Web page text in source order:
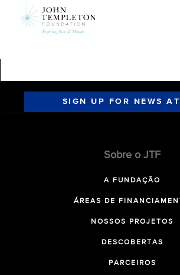
SIGN UP FOR NEWS
Sobre o JTF
A FUNDAÇÃO
ÁREAS DE
NOSSOS PROJETOS
DESCOBERTAS
PARCEIROS